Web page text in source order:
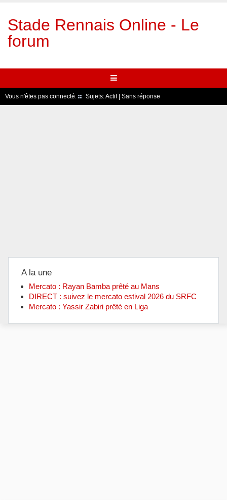
Stade Rennais Online - Le
forum
Vous n'êtes pas connecté. Sujets:Actif| Sans réponse
A la une
Mercato : Rayan Bamba prêté au Mans
DIRECT : suivez le mercato estival 2026 du SRFC
Mercato : Yassir Zabiri prêté en Liga